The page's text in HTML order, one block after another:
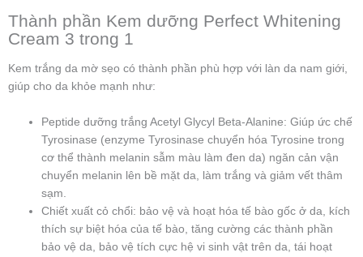
Thành phần Kem dưỡng Perfect Whitening
Cream 3 trong 1
Kem trắng da mờ sẹo có thành phần phù hợp với làn da nam giới,
giúp cho da khỏe mạnh như:
Peptide dưỡng trắng Acetyl Glycyl Beta-Alanine: Giúp ức chế
Tyrosinase (enzyme Tyrosinase chuyển hóa Tyrosine trong
cơ thể thành melanin sẫm màu làm đen da) ngăn cản vận
chuyển melanin lên bề mặt da, làm trắng và giảm vết thâm
sạm.
Chiết xuất cỏ chổi: bảo vệ và hoạt hóa tế bào gốc ở da, kích
thích sự biệt hóa của tế bào, tăng cường các thành phần
bảo vệ da, bảo vệ tích cực hệ vi sinh vật trên da, tái hoạt